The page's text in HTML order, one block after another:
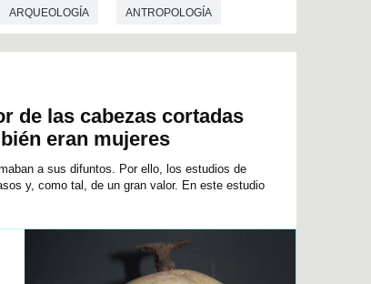
ARQUEOLOGÍA ANTROPOLOGÍA
de las cabezas cortadas
eran mujeres
a sus difuntos. Por ello, los estudios de
y, como tal, de un gran valor. En este estudio